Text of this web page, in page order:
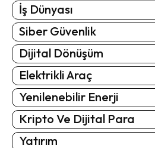
İş Dünyası
Siber Güvenlik
Dijital Dönüşüm
Elektrikli Araç
Yenilenebilir Enerji
Kripto Ve Dijital Para
Yatırım